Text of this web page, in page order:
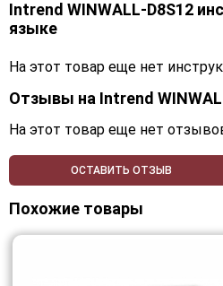
Intrend WINWALL-D8S12
языке
На этот товар еще нет
Отзывы на Intrend
На этот товар еще нет
ОСТАВИТЬ ОТЗЫВ
Похожие товары